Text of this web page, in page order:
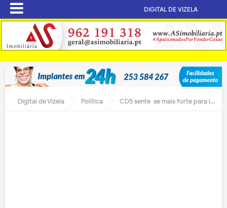
DIGITAL DE VIZELA
Digital de Vizela Política CDS sente-se mais forte para lutar por Vizela